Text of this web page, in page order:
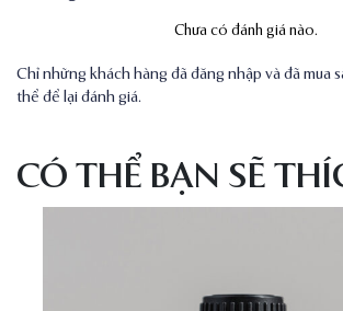
Chưa có đánh giá nào.
Chỉ những khách hàng đã đăng nhập và đã mua
thể để lại đánh giá.
CÓ THỂ BẠN SẼ